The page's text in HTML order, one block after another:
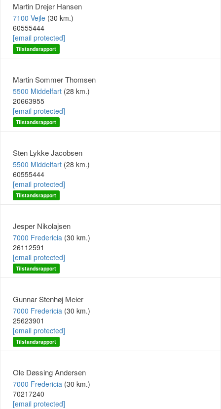
Martin Drejer Hansen
7100 Vejle (30 km.)
60555444
[email protected]
Tilstandsrapport
Martin Sommer Thomsen
5500 Middelfart (28 km.)
20663955
[email protected]
Tilstandsrapport
Sten Lykke Jacobsen
5500 Middelfart (28 km.)
60555444
[email protected]
Tilstandsrapport
Jesper Nikolajsen
7000 Fredericia (30 km.)
26112591
[email protected]
Tilstandsrapport
Gunnar Stenhøj Meier
7000 Fredericia (30 km.)
25623901
[email protected]
Tilstandsrapport
Ole Døssing Andersen
7000 Fredericia (30 km.)
70217240
[email protected]